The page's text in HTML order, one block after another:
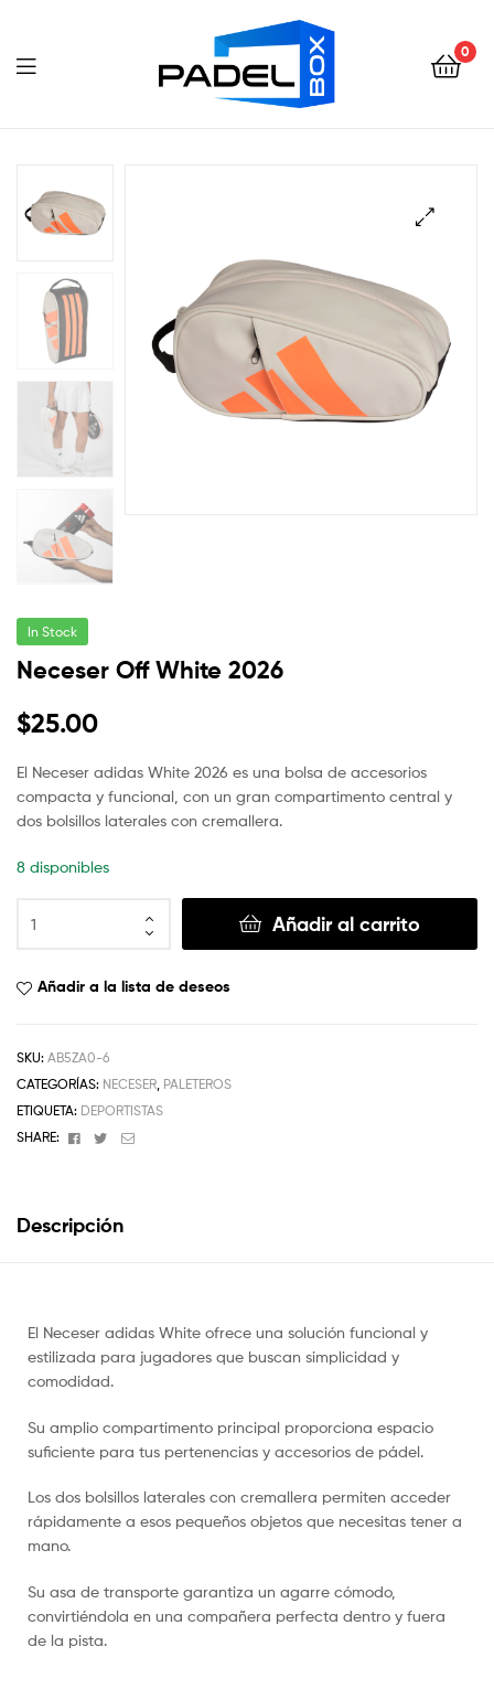
0
Ecuador
In Stock
Neceser Off White 2026
$25.00
El Neceser adidas White 2026 es una bolsa de accesorios
compacta y funcional, con un gran compartimento central y
dos bolsillos laterales con cremallera.
8 disponibles
Añadir al carrito
Añadir a la lista de deseos
SKU: AB5ZA0-6
CATEGORÍAS: NECESER, PALETEROS
ETIQUETA: DEPORTISTAS
SHARE:
Facebook
TwitterEmail
Descripción
El Neceser adidas White ofrece una solución funcional y
estilizada para jugadores que buscan simplicidad y
comodidad.
Su amplio compartimento principal proporciona espacio
suficiente para tus pertenencias y accesorios de pádel.
Los dos bolsillos laterales con cremallera permiten acceder
rápidamente a esos pequeños objetos que necesitas tener a
mano.
Su asa de transporte garantiza un agarre cómodo,
convirtiéndola en una compañera perfecta dentro y fuera
de la pista.